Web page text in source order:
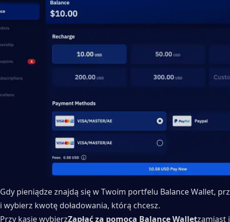
Gdy pieniądze znajdą się w Twoim portfelu Balance Wallet,
i wybierz kwotę doładowania, którą chcesz.
Przy kasie wybierzZapłać za pomocą Balance Walletzamiast